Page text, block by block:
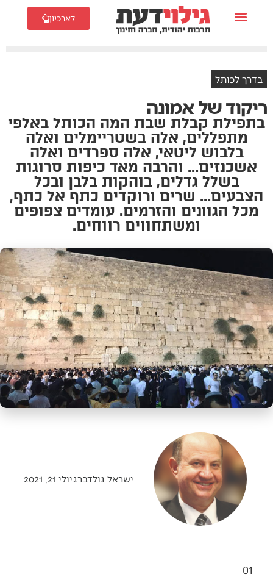
לארכיון
בדרך לכותל
ריקוד של אמונה
בתפילת קבלת שבת המה הכותל באלפי
מתפללים, אלה בשטריימלים ואלה
בלבוש ליטאי, אלה ספרדים ואלה
אשכנזים... והרבה מאד כיפות סרוגות
בשלל גדלים, בוהקות בלבן ובכל
הצבעים... שרים ורוקדים כתף אל כתף,
מכל הגוונים והזרמים. עומדים צפופים
ומשתחווים רווחים.
ישראל גולדברגיולי 21, 2021
01